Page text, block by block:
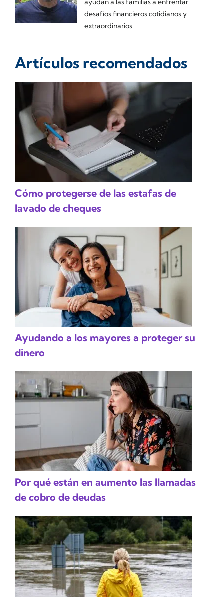
ayudan a las familias a enfrentar
desafíos financieros cotidianos y
extraordinarios.
Artículos recomendados
Cómo protegerse de las estafas de
lavado de cheques
Ayudando a los mayores a proteger su
dinero
Por qué están en aumento las llamadas
de cobro de deudas